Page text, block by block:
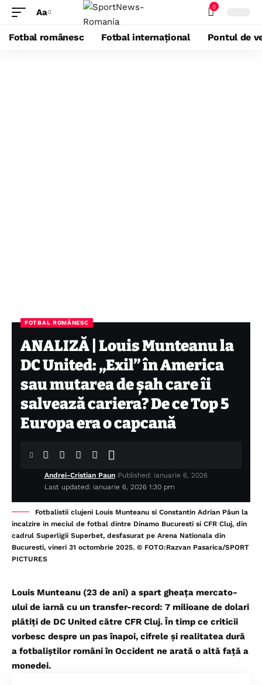
Aa 0
Fotbal românesc Fotbal internațional Pontul de
FOTBAL ROMÂNESC
ANALIZĂ | Louis Munteanu la
DC United: „Exil” în America
sau mutarea de șah care îi
salvează cariera? De ce Top 5
Europa era o capcană
Last updated: ianuarie 6, 2026 1:30 pm
Andrei-Cristian Paun Published: ianuarie 6, 2026
Fotbalistii clujeni Louis Munteanu si Constantin Adrian Păun la
incalzire in meciul de fotbal dintre Dinamo Bucuresti si CFR Cluj, din
cadrul Superligii Superbet, desfasurat pe Arena Nationala din
Bucuresti, vineri 31 octombrie 2025. © FOTO:Razvan Pasarica/SPORT
PICTURES
Louis Munteanu (23 de ani) a spart gheața mercato-
ului de iarnă cu un transfer-record: 7 milioane de dolari
plătiți de DC United către CFR Cluj. În timp ce criticii
vorbesc despre un pas înapoi, cifrele și realitatea dură
a fotbaliștilor români în Occident ne arată o altă față a
monedei.